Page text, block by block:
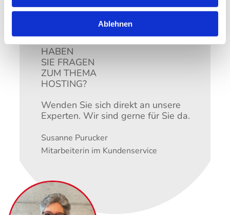
Ablehnen
HABEN
SIE FRAGEN
ZUM THEMA
HOSTING?
Wenden Sie sich direkt an unsere
Experten. Wir sind gerne für Sie da.
Susanne Purucker
Mitarbeiterin im Kundenservice